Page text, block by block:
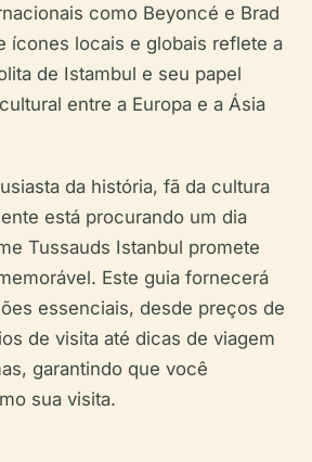
como Beyoncé e Brad
ícones locais e globais reflete a
de Istambul e seu papel
entre a Europa e a Ásia
da história, fã da cultura
está procurando um dia
Tussauds Istanbul promete
Este guia fornecerá
essenciais, desde preços de
de visita até dicas de viagem
garantindo que você
sua visita.